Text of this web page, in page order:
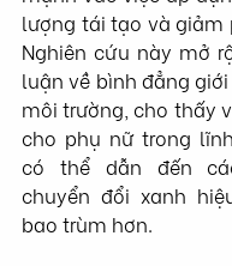
lượng tái tạo và giảm
Nghiên cứu này mở
luận về bình đẳng
môi trường, cho thấy
cho phụ nữ trong
có thể dẫn đến
chuyển đổi xanh
bao trùm hơn.